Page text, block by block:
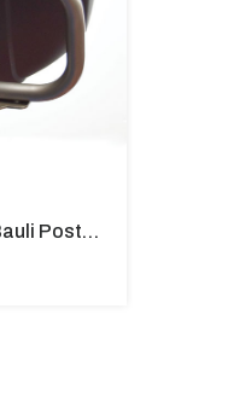
Tubi Di Protezione Bauli Posteriori Per Bmw K 1600 Gt/Gtl (2010>2016) GIALLO - TB8025-K1600GTL